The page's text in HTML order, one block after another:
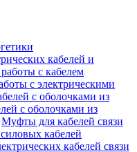
кабелей и
с кабелем
с электрическими
с оболочками из
с оболочками из
Муфты для кабелей связи
кабелей
кабелей связи